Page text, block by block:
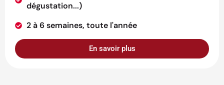
dégustation...)
2 à 6 semaines, toute l'année
En savoir plus